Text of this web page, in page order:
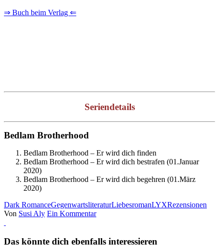
⇒ Buch beim Verlag ⇐
Seriendetails
Bedlam Brotherhood
Bedlam Brotherhood – Er wird dich finden
Bedlam Brotherhood – Er wird dich bestrafen (01.Januar
2020)
Bedlam Brotherhood – Er wird dich begehren (01.März
2020)
Dark RomanceGegenwartsliteraturLiebesromanLYXRezensionen
Von Susi Aly Ein Kommentar
Das könnte dich ebenfalls interessieren